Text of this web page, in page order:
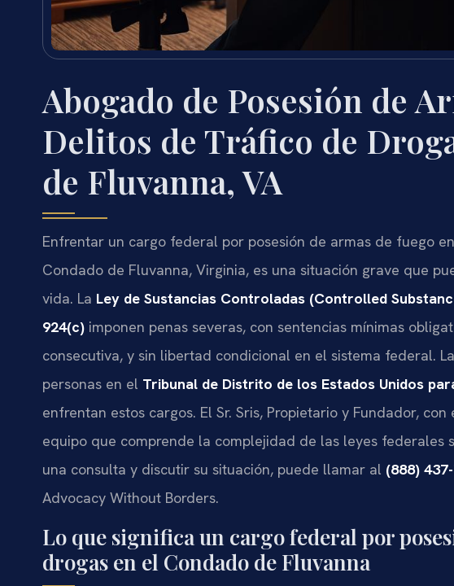
Abogado de Posesión de
Delitos de Tráfico de
de Fluvanna, VA
Enfrentar un cargo federal por posesión de armas de fuego
Condado de Fluvanna, Virginia, es una situación grave que
vida. La Ley de Sustancias Controladas (Controlled
924(c) imponen penas severas, con sentencias mínimas
consecutiva, y sin libertad condicional en el sistema federal.
personas en el Tribunal de Distrito de los Estados Unidos
enfrentan estos cargos. El Sr. Sris, Propietario y Fundador,
equipo que comprende la complejidad de las leyes federales
una consulta y discutir su situación, puede llamar al (888)
Advocacy Without Borders.
Lo que significa un cargo federal por
drogas en el Condado de Fluvanna